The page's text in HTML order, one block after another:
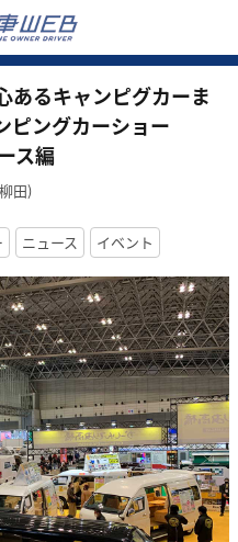
あるキャンピグカーま
ピングカーショー
ス編
田)
ニュース イベント